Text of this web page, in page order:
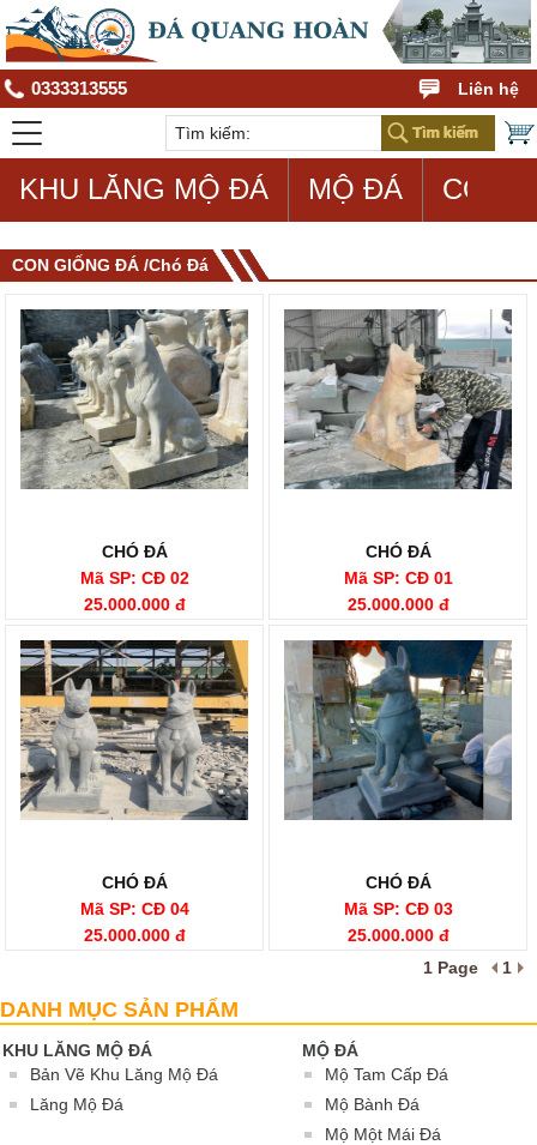
0333313555 Liên hệ
KHU LĂNG MỘ ĐÁ MỘ ĐÁ CON
CON GIỐNG ĐÁ /Chó Đá
CHÓ ĐÁ
Mã SP: CĐ 02
25.000.000 đ
CHÓ ĐÁ
Mã SP: CĐ 01
25.000.000 đ
CHÓ ĐÁ
Mã SP: CĐ 04
25.000.000 đ
CHÓ ĐÁ
Mã SP: CĐ 03
25.000.000 đ
1 Page
1
DANH MỤC SẢN PHẨM
KHU LĂNG MỘ ĐÁ
Bản Vẽ Khu Lăng Mộ Đá
Lăng Mộ Đá
MỘ ĐÁ
Mộ Tam Cấp Đá
Mộ Bành Đá
Mộ Một Mái Đá